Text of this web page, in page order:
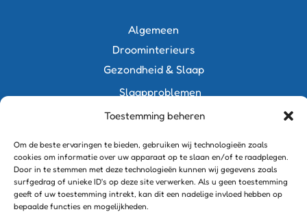
Toestemming beheren
Om de beste ervaringen te bieden, gebruiken wij technologieën zoals
cookies om informatie over uw apparaat op te slaan en/of te raadplegen.
Door in te stemmen met deze technologieën kunnen wij gegevens zoals
surfgedrag of unieke ID's op deze site verwerken. Als u geen toestemming
geeft of uw toestemming intrekt, kan dit een nadelige invloed hebben op
bepaalde functies en mogelijkheden.
Algemeen
Droominterieurs
Gezondheid & Slaap
Slaapproblemen
Voeding & Slaap
Bedden
Kids slaapkamers
Verlichting